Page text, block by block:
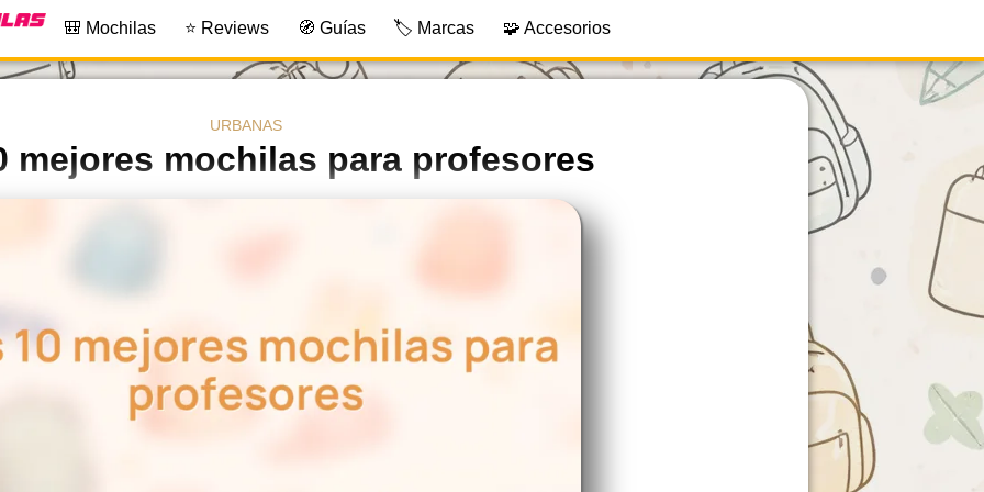
🎒 Mochilas ⭐ Reviews 🧭 Guías 🏷️ Marcas 🧩 Accesorios
URBANAS
mejores mochilas para profesores